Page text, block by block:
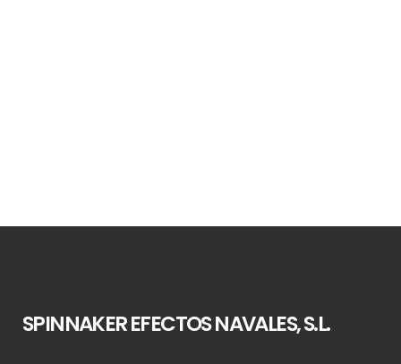
SPINNAKER EFECTOS NAVALES, S.L.